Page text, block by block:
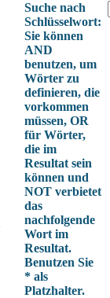
Suche nach
Schlüsselwort:
Sie können
AND
benutzen, um
Wörter zu
definieren, die
vorkommen
müssen, OR
für Wörter,
die im
Resultat sein
können und
NOT verbietet
das
nachfolgende
Wort im
Resultat.
Benutzen Sie
* als
Platzhalter.